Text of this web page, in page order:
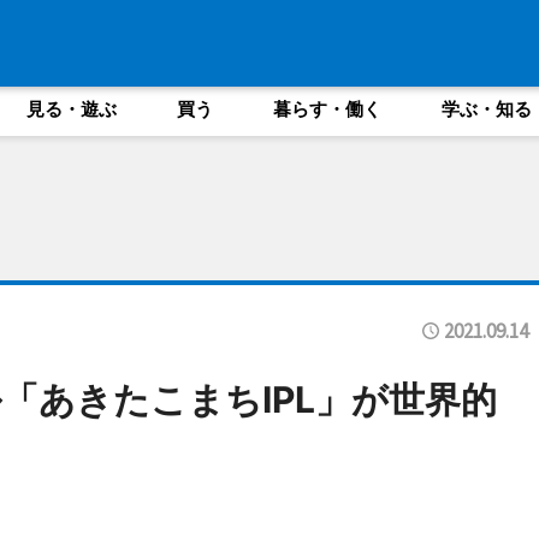
見る・遊ぶ 買う 暮らす・働く 学ぶ・知る
2021.09.14
あきたこまちIPL」が世界的